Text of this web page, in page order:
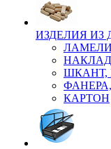
ИЗДЕЛИЯ ИЗ
ШКАНТ,
КАРТОН